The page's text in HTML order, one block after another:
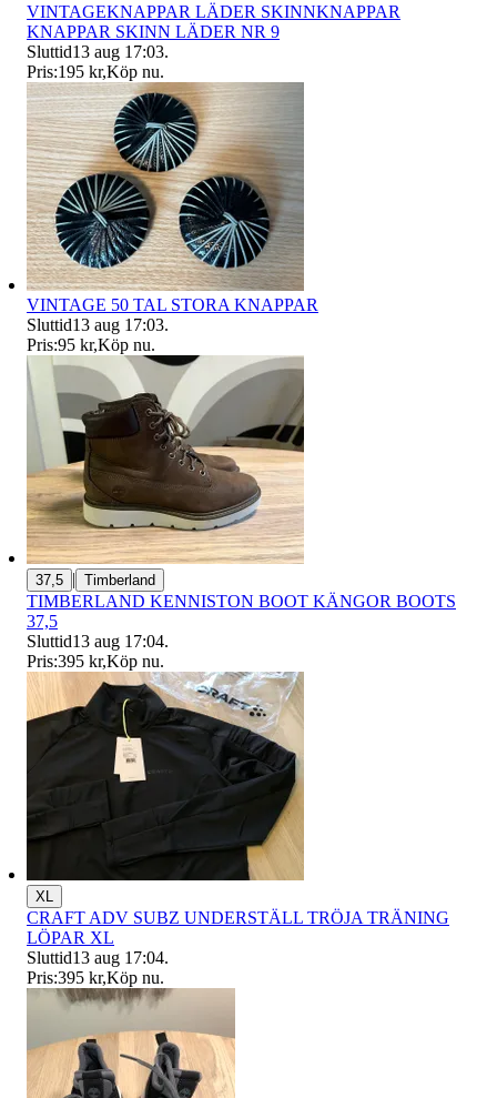
VINTAGEKNAPPAR LÄDER SKINNKNAPPAR
KNAPPAR SKINN LÄDER NR 9
Sluttid13 aug 17:03.
Pris:195 kr,Köp nu.
VINTAGE 50 TAL STORA KNAPPAR
Sluttid13 aug 17:03.
Pris:95 kr,Köp nu.
37,5 | Timberland
TIMBERLAND KENNISTON BOOT KÄNGOR BOOTS
37,5
Sluttid13 aug 17:04.
Pris:395 kr,Köp nu.
XL
CRAFT ADV SUBZ UNDERSTÄLL TRÖJA TRÄNING
LÖPAR XL
Sluttid13 aug 17:04.
Pris:395 kr,Köp nu.